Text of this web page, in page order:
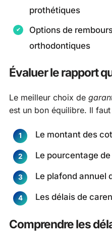
prothétiques
Options de
orthodontiques
Évaluer le rapport
Le meilleur choix de
est un bon équilibre. Il
Le montant des
Le pourcentage
Le plafond annuel
Les délais de
Comprendre les